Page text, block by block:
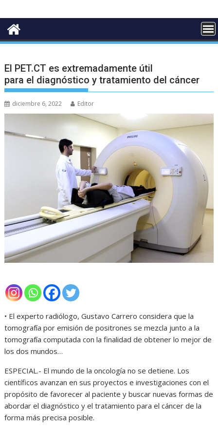
El PET.CT es extremadamente útil
para el diagnóstico y tratamiento del cáncer
diciembre 6, 2022 Editor
• El experto radiólogo, Gustavo Carrero considera que la
tomografía por emisión de positrones se mezcla junto a la
tomografía computada con la finalidad de obtener lo mejor de
los dos mundos…
ESPECIAL.- El mundo de la oncología no se detiene. Los
científicos avanzan en sus proyectos e investigaciones con el
propósito de favorecer al paciente y buscar nuevas formas de
abordar el diagnóstico y el tratamiento para el cáncer de la
forma más precisa posible.